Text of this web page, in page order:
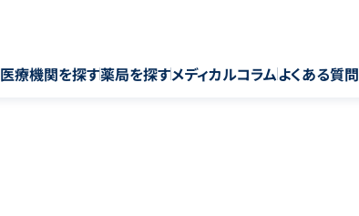
医療機関を探す薬局を探すメディカルコラムよくある質問